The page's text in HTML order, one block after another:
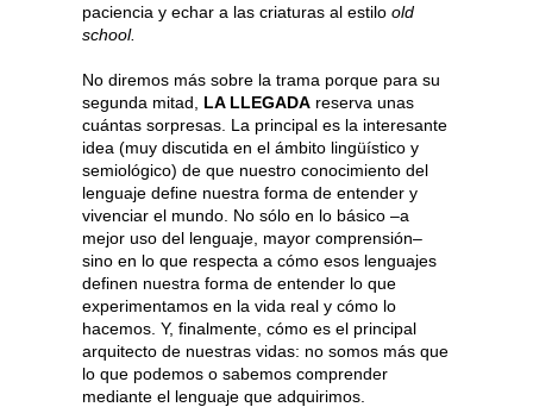
paciencia y echar a las criaturas al estilo old
school.
No diremos más sobre la trama porque para su
segunda mitad, LA LLEGADA reserva unas
cuántas sorpresas. La principal es la interesante
idea (muy discutida en el ámbito lingüístico y
semiológico) de que nuestro conocimiento del
lenguaje define nuestra forma de entender y
vivenciar el mundo. No sólo en lo básico –a
mejor uso del lenguaje, mayor comprensión–
sino en lo que respecta a cómo esos lenguajes
definen nuestra forma de entender lo que
experimentamos en la vida real y cómo lo
hacemos. Y, finalmente, cómo es el principal
arquitecto de nuestras vidas: no somos más que
lo que podemos o sabemos comprender
mediante el lenguaje que adquirimos.